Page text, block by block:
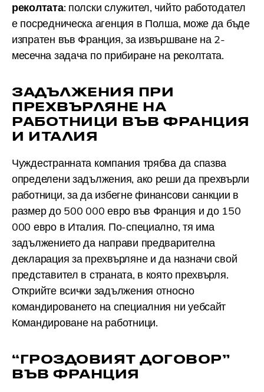
реколтата: полски служител, чийто работодател
е посредническа агенция в Полша, може да бъде
изпратен във Франция, за извършване на 2-
месечна задача по прибиране на реколтата.
ЗАДЪЛЖЕНИЯ ПРИ
ПРЕХВЪРЛЯНЕ НА
РАБОТНИЦИ ВЪВ ФРАНЦИЯ
И ИТАЛИЯ
Чуждестранната компания трябва да спазва
определени задължения, ако реши да прехвърли
работници, за да избегне финансови санкции в
размер до 500 000 евро във Франция и до 150
000 евро в Италия. По-специално, тя има
задължението да направи предварителна
декларация за прехвърляне и да назначи свой
представител в страната, в която прехвърля.
Открийте всички задължения относно
командироването на специалния ниуебсайт
Командироване на работници.
“ГРОЗДОВИЯТ ДОГОВОР”
ВЪВ ФРАНЦИЯ